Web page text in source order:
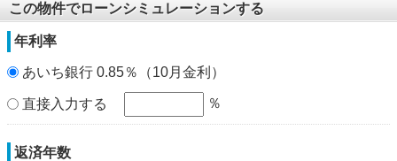
この物件でローンシミュレーションする
年利率
あいち銀行 0.85％（10月金利）
直接入力する ％
返済年数